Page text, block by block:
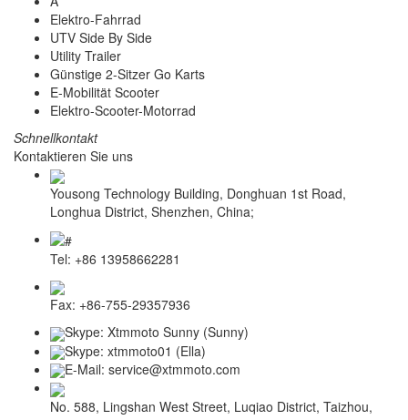
Elektro-Fahrrad
UTV Side By Side
Utility Trailer
Günstige 2-Sitzer Go Karts
E-Mobilität Scooter
Elektro-Scooter-Motorrad
Schnellkontakt
Kontaktieren Sie uns
Yousong Technology Building, Donghuan 1st Road,
Longhua District, Shenzhen, China;
Tel: +86 13958662281
Fax: +86-755-29357936
Skype: Xtmmoto Sunny (Sunny)
Skype: xtmmoto01 (Ella)
E-Mail: service@xtmmoto.com
No. 588, Lingshan West Street, Luqiao District, Taizhou,